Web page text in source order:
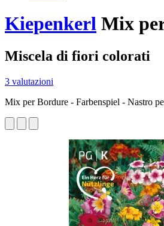
Kiepenkerl Mix
Miscela di fiori colorati
3 valutazioni
Mix per Bordure - Farbenspiel - Nastro